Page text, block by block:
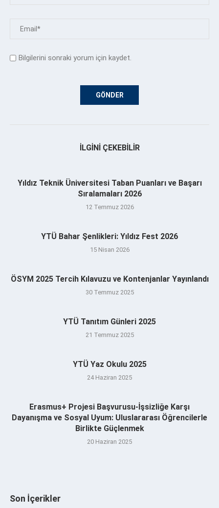
Bilgilerini sonraki yorum için kaydet.
İLGINI ÇEKEBILIR
Yıldız Teknik Üniversitesi Taban Puanları ve Başarı
Sıralamaları 2026
12 Temmuz 2026
YTÜ Bahar Şenlikleri: Yıldız Fest 2026
15 Nisan 2026
ÖSYM 2025 Tercih Kılavuzu ve Kontenjanlar Yayınlandı
30 Temmuz 2025
YTÜ Tanıtım Günleri 2025
21 Temmuz 2025
YTÜ Yaz Okulu 2025
24 Haziran 2025
Erasmus+ Projesi Başvurusu-İşsizliğe Karşı
Dayanışma ve Sosyal Uyum: Uluslararası Öğrencilerle
Birlikte Güçlenmek
20 Haziran 2025
Son İçerikler